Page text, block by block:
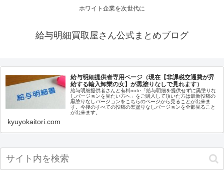
ホワイト企業を次世代に
給与明細買取屋さん公式まとめブログ
給与明細提供者専用ページ（現在【非課税交通費が昇
給する輸入卸業の女】が黒塗りなしで見れます）
給与明細提供者さんと有料note「給与明細を提供せずに黒塗りな
しバージョンを見たい方へ」をご購入して頂いた方は最新投稿の
黒塗りなしバージョンをこちらのページから見ることが出来ま
す。今後のすべての投稿の黒塗りなしバージョンを全部見ること
が出来ます。
kyuyokaitori.com